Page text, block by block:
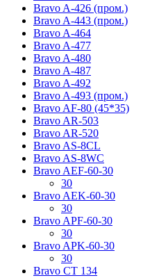
Bravo A-426 (пром.)
Bravo A-443 (пром.)
Bravo A-464
Bravo A-477
Bravo A-480
Bravo A-487
Bravo A-492
Bravo A-493 (пром.)
Bravo AF-80 (45*35)
Bravo AR-503
Bravo AR-520
Bravo AS-8CL
Bravo AS-8WC
Bravo AЕF-60-30
30
Bravo AЕK-60-30
30
Bravo AРF-60-30
30
Bravo AРK-60-30
30
Bravo CT 134